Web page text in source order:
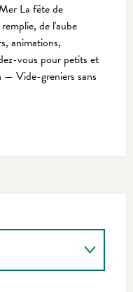
La fête de
de l'aube
animations,
vous pour petits et
Vide-greniers sans